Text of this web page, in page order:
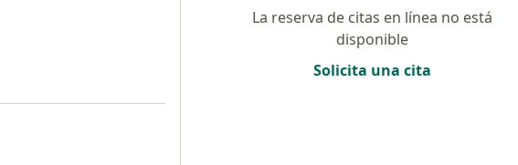
La reserva de citas en línea no está
disponible
Solicita una cita